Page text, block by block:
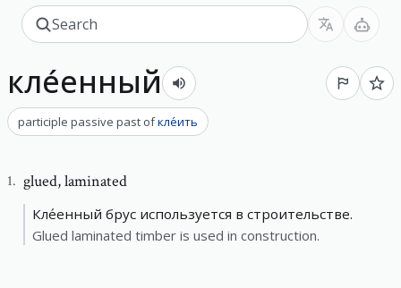
кле́енный
participle passive past ofкле́ить
1. glued,laminated
Кле́енный брус используется в строительстве.
Glued laminated timber is used in construction.